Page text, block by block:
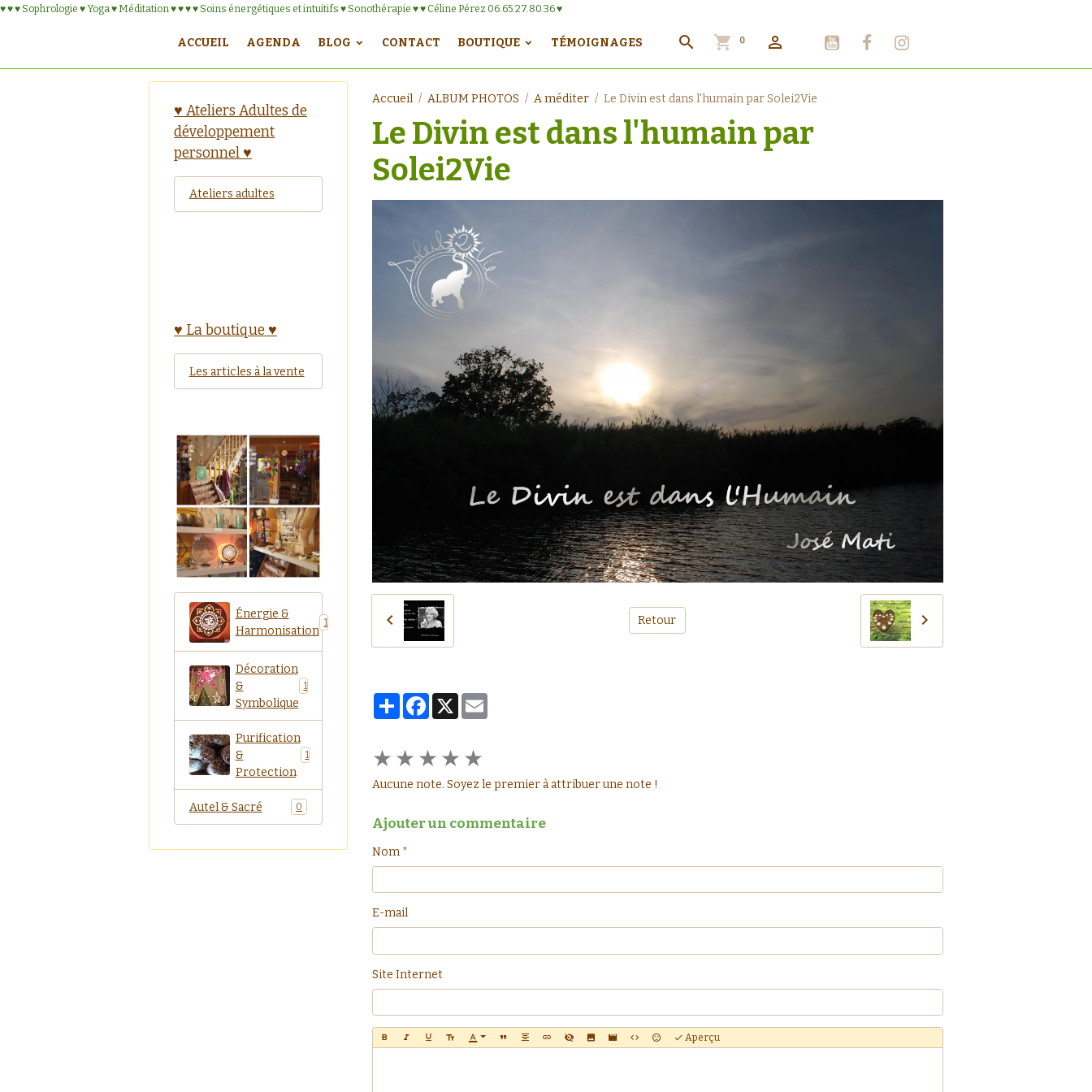
♥ ♥ ♥ Sophrologie ♥ Yoga ♥ Méditation ♥ ♥ ♥ ♥ Soins énergétiques et intuitifs ♥ Sonothérapie ♥ ♥ Céline Pérez 06.65.27.80.36 ♥
ACCUEIL AGENDA BLOG CONTACT BOUTIQUE TÉMOIGNAGES 0
Accueil ALBUM PHOTOS A méditer Le Divin est dans l'humain par Solei2Vie
Le Divin est dans l'humain par
Solei2Vie
Retour
PartagerFacebook
X Email
★ ★ ★ ★ ★
Aucune note. Soyez le premier à attribuer une note !
Ajouter un commentaire
Nom
E-mail
Site Internet
Aperçu
♥ Ateliers Adultes de
développement
personnel ♥
Ateliers adultes
♥ La boutique ♥
Les articles à la vente
Énergie &
Harmonisation
1
Décoration
&
Symbolique
1
Purification
&
Protection
1
Autel & Sacré 0